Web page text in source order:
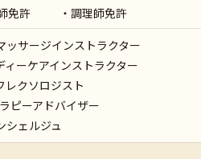
。以降、産婦人科病棟の他、内科・
たり、困っているお母さんたちの声
む」開設。 お母さんや赤ちゃんに関
免許 ・調理師免許
ッサージインストラクター
ーケアインストラクター
レクソロジスト
ピーアドバイザー
シェルジュ